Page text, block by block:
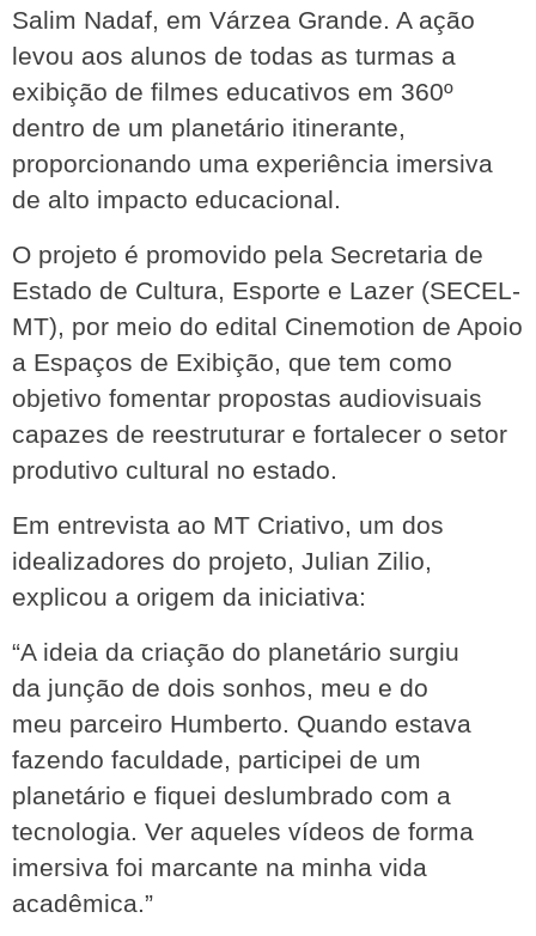
Salim Nadaf, em Várzea Grande. A ação
levou aos alunos de todas as turmas a
exibição de filmes educativos em 360º
dentro de um planetário itinerante,
proporcionando uma experiência imersiva
de alto impacto educacional.
O projeto é promovido pela Secretaria de
Estado de Cultura, Esporte e Lazer (SECEL-
MT), por meio do edital Cinemotion de Apoio
a Espaços de Exibição, que tem como
objetivo fomentar propostas audiovisuais
capazes de reestruturar e fortalecer o setor
produtivo cultural no estado.
Em entrevista ao MT Criativo, um dos
idealizadores do projeto, Julian Zilio,
explicou a origem da iniciativa:
“A ideia da criação do planetário surgiu
da junção de dois sonhos, meu e do
meu parceiro Humberto. Quando estava
fazendo faculdade, participei de um
planetário e fiquei deslumbrado com a
tecnologia. Ver aqueles vídeos de forma
imersiva foi marcante na minha vida
acadêmica.”